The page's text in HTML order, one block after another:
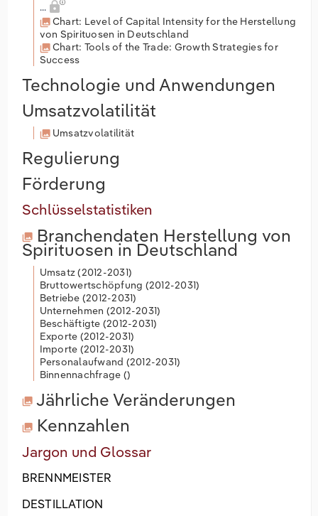
...
Chart: Level of Capital Intensity for the Herstellung
von Spirituosen in Deutschland
Chart: Tools of the Trade: Growth Strategies for
Success
Technologie und Anwendungen
Umsatzvolatilität
Umsatzvolatilität
Regulierung
Förderung
Schlüsselstatistiken
Branchendaten Herstellung von
Spirituosen in Deutschland
Umsatz (2012-2031)
Bruttowertschöpfung (2012-2031)
Betriebe (2012-2031)
Unternehmen (2012-2031)
Beschäftigte (2012-2031)
Exporte (2012-2031)
Importe (2012-2031)
Personalaufwand (2012-2031)
Binnennachfrage ()
Jährliche Veränderungen
Kennzahlen
Jargon und Glossar
BRENNMEISTER
DESTILLATION